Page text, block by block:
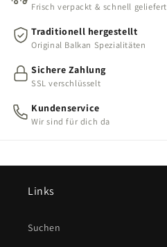
Frisch verpackt & schnell geliefert
Traditionell hergestellt
Original Balkan Spezialitäten
Sichere Zahlung
SSL verschlüsselt
Kundenservice
Wir sind für dich da
Links
Suchen